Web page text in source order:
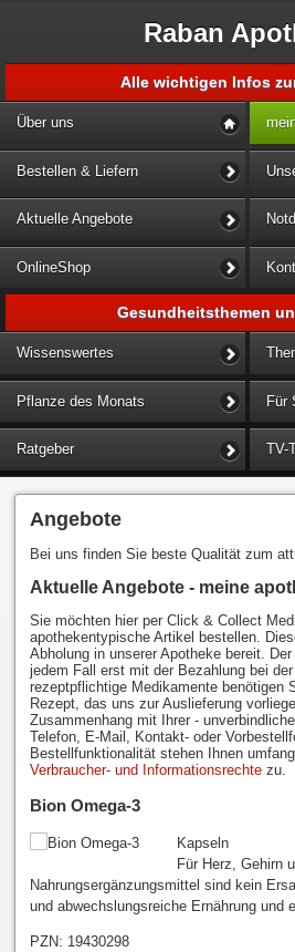
Raban
Alle wichtigen Infos
Über uns
Bestellen & Liefern
Aktuelle Angebote
OnlineShop
Gesundheitsthemen
Wissenswertes
Pflanze des Monats Für
Ratgeber TV-
Angebote
Bei uns finden Sie beste Qualität zum
Aktuelle Angebote - meine
Sie möchten hier per Click & Collect
apothekentypische Artikel bestellen.
Abholung in unserer Apotheke bereit.
jedem Fall erst mit der Bezahlung bei
rezeptpflichtige Medikamente benötigen
Rezept, das uns zur Auslieferung
Zusammenhang mit Ihrer -
Telefon, E-Mail, Kontakt- oder
Bestellfunktionalität stehen Ihnen
Verbraucher- und Informationsrechtezu.
Bion Omega-3
Kapseln
Für Herz, Gehirn
Nahrungsergänzungsmittel sind kein
und abwechslungsreiche Ernährung und
PZN: 19430298